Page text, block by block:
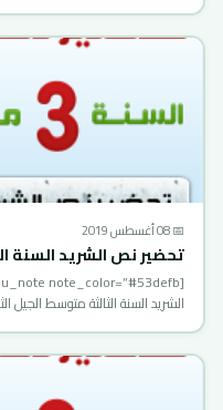
📅 08 أغسطس 2019
تحضير نص الشريد السنة
الشريد السنة الثالثة متوسط الجيل